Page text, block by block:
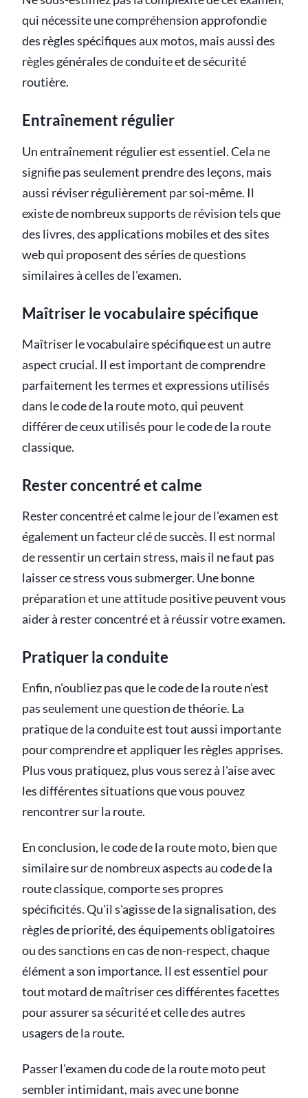
qui nécessite une compréhension approfondie
des règles spécifiques aux motos, mais aussi des
règles générales de conduite et de sécurité
routière.
Entraînement régulier
Un entraînement régulier est essentiel. Cela ne
signifie pas seulement prendre des leçons, mais
aussi réviser régulièrement par soi-même. Il
existe de nombreux supports de révision tels que
des livres, des applications mobiles et des sites
web qui proposent des séries de questions
similaires à celles de l'examen.
Maîtriser le vocabulaire spécifique
Maîtriser le vocabulaire spécifique est un autre
aspect crucial. Il est important de comprendre
parfaitement les termes et expressions utilisés
dans le code de la route moto, qui peuvent
différer de ceux utilisés pour le code de la route
classique.
Rester concentré et calme
Rester concentré et calme le jour de l'examen est
également un facteur clé de succès. Il est normal
de ressentir un certain stress, mais il ne faut pas
laisser ce stress vous submerger. Une bonne
préparation et une attitude positive peuvent vous
aider à rester concentré et à réussir votre examen.
Pratiquer la conduite
Enfin, n'oubliez pas que le code de la route n'est
pas seulement une question de théorie. La
pratique de la conduite est tout aussi importante
pour comprendre et appliquer les règles apprises.
Plus vous pratiquez, plus vous serez à l'aise avec
les différentes situations que vous pouvez
rencontrer sur la route.
En conclusion, le code de la route moto, bien que
similaire sur de nombreux aspects au code de la
route classique, comporte ses propres
spécificités. Qu'il s'agisse de la signalisation, des
règles de priorité, des équipements obligatoires
ou des sanctions en cas de non-respect, chaque
élément a son importance. Il est essentiel pour
tout motard de maîtriser ces différentes facettes
pour assurer sa sécurité et celle des autres
usagers de la route.
Passer l'examen du code de la route moto peut
sembler intimidant, mais avec une bonne